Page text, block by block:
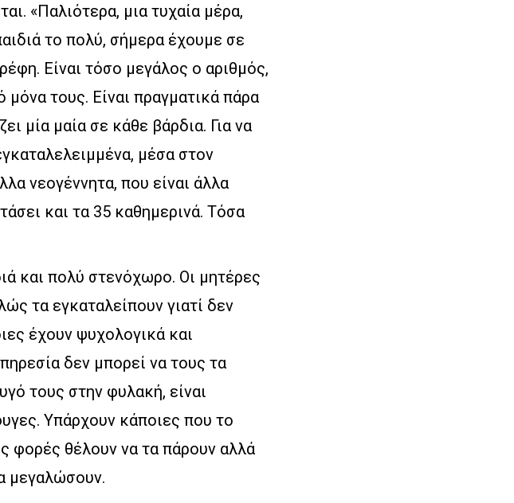
«Παλιότερα, μια τυχαία μέρα,
το πολύ, σήμερα έχουμε σε
Είναι τόσο μεγάλος ο αριθμός,
τους. Είναι πραγματικά πάρα
μία μαία σε κάθε βάρδια. Για να
μέσα στον
νεογέννητα, που είναι άλλα
και τα 35 καθημερινά. Τόσα
και πολύ στενόχωρο. Οι μητέρες
τα εγκαταλείπουν γιατί δεν
έχουν ψυχολογικά και
δεν μπορεί να τους τα
τους στην φυλακή, είναι
Υπάρχουν κάποιες που το
φορές θέλουν να τα πάρουν αλλά
μεγαλώσουν.